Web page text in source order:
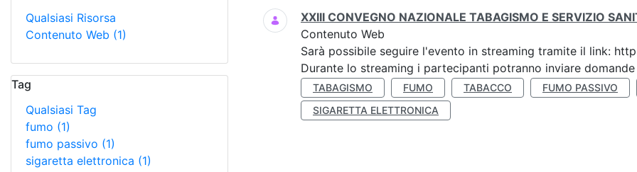
Qualsiasi Risorsa
Contenuto Web (1)
Tag
Qualsiasi Tag
fumo (1)
fumo passivo (1)
sigaretta elettronica (1)
Ricerca
XXIII CONVEGNO NAZIONALE TABAGISMO E SERVIZIO
Contenuto Web
Sarà possibile seguire l'evento in streaming tramite il link:
Durante lo streaming i partecipanti potranno inviare
TABAGISMO FUMO TABACCO
FUMO PASSIVO
SIGARETTA ELETTRONICA